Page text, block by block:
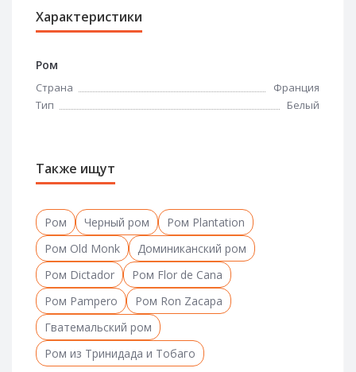
Характеристики
Ром
Страна
Франция
Тип
Белый
Также ищут
Ром Черный ром
Ром Plantation
Ром Old Monk
Доминиканский ром
Ром Dictador
Ром Flor de Cana
Ром Pampero
Ром Ron Zacapa
Гватемальский ром
Ром из Тринидада и Тобаго